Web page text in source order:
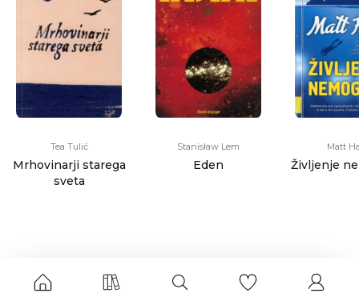
Tea Tulić
Mrhovinarji starega
sveta
Stanisław Lem
Eden
Matt
Življenje